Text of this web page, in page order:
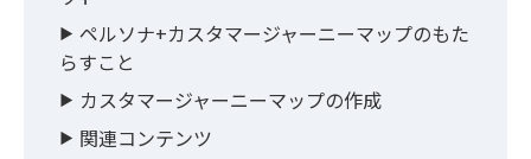
ペルソナ+カスタマージャーニーマップのもた
らすこと
カスタマージャーニーマップの作成
関連コンテンツ